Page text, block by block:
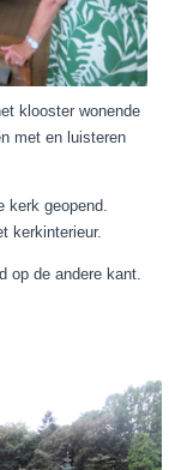
klooster wonende
met en luisteren
kerk geopend.
kerkinterieur.
op de andere kant.